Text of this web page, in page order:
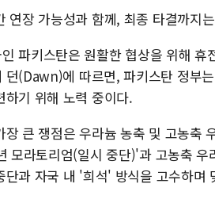
연장 가능성과 함께, 최종 타결까지
파키스탄은 원활한 협상을 위해
던(Dawn)에 따르면, 파키스탄 정부
하기 위해 노력 중이다.
장 큰 쟁점은 우라늄 농축 및 고농축
모라토리엄(일시 중단)'과 고농축
단과 자국 내 '희석' 방식을 고수하며